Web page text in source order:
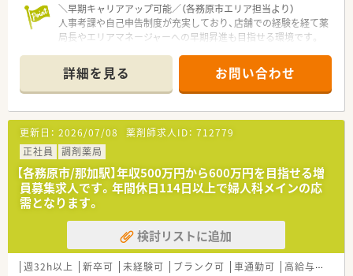
＼早期キャリアアップ可能／（各務原市エリア担当より）
人事考課や自己申告制度が充実しており、店舗での経験を経て薬
局長やエリアマネージャーへの早期昇進も目指せる環境です。
【店舗情報と応需状況について】
■新那加駅および那加駅から徒歩12分と、2路線が利用可能であ
り、毎日の通勤にも便利な好立地にある店舗です。
■近隣の医療機関から内科や小児科、循環器科を中心に、1日あ
たり約70枚の処方箋をコンスタントに応需しております。
■薬剤師が3名、事務スタッフが4名在籍しており、手厚い人員配
置によって一人ひとりの業務負担が軽減されています。
【法人特徴について】
■東証プライム上場グループの企業として、東海エリアを中心に
北陸や関西へも積極的に店舗展開を進めている安定企業です。
■健康と美を通して地域社会に貢献することをビジョンに掲げ、
ドラッグストアと調剤薬局の多面的な展開を行っております。
■薬剤師の業務比率は調剤がほとんどを占めており、雑務的な業
務が一切ないため、専門性を存分に発揮できる職場環境です。
詳細を見る お問い合わせ
更新日： 2026/07/08 薬剤師求人ID： 712779
正社員
調剤薬局
【各務原市/那加駅】年収500万円から600万円を目指せる増
員募集求人です。年間休日114日以上で婦人科メインの応
需となります。
検討リストに追加
週32h以上 新卒可 未経験可 ブランク可 車通勤可 高給与(600万円以上)